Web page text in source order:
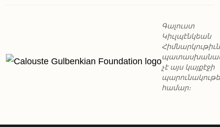
Գալուստ
Կիւլպէնկեան
չէ այս կայքէջի
համար։